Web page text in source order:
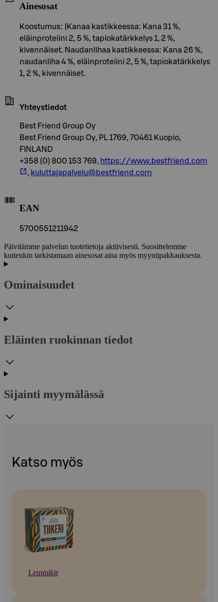
Ainesosat
Koostumus: |Kanaa kastikkeessa: Kana 31 %,
eläinproteiini 2, 5 %, tapiokatärkkelys 1, 2 %,
kivennäiset. Naudanlihaa kastikkeessa: Kana 26 %,
naudanliha 4 %, eläinproteiini 2, 5 %, tapiokatärkkelys
1, 2 %, kivennäiset.
Yhteystiedot
Best Friend Group Oy
Best Friend Group Oy, PL 1769, 70461 Kuopio,
FINLAND
+358 (0) 800 153 769, https://www.bestfriend.com
, kuluttajapalvelu@bestfriend.com
EAN
5700551211942
Päivitämme palvelun tuotetietoja aktiivisesti. Suosittelemme
kuitenkin tarkistamaan ainesosat aina myös myyntipakkauksesta.
Ominaisuudet
Eläinten ruokinnan tiedot
Sijainti myymälässä
Katso myös
Lemmikit